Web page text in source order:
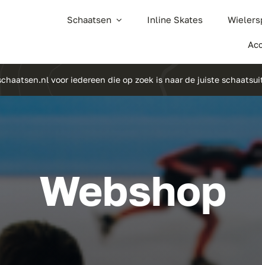
Schaatsen Inline Skates
voor iedereen die op zoek is naar de juiste
Webshop